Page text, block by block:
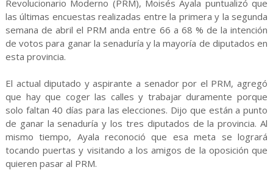
Revolucionario Moderno (PRM), Moisés Ayala puntualizó que
las últimas encuestas realizadas entre la primera y la segunda
semana de abril el PRM anda entre 66 a 68 % de la intención
de votos para ganar la senaduría y la mayoría de diputados en
esta provincia.
El actual diputado y aspirante a senador por el PRM, agregó
que hay que coger las calles y trabajar duramente porque
solo faltan 40 días para las elecciones. Dijo que están a punto
de ganar la senaduría y los tres diputados de la provincia. Al
mismo tiempo, Ayala reconoció que esa meta se logrará
tocando puertas y visitando a los amigos de la oposición que
quieren pasar al PRM.